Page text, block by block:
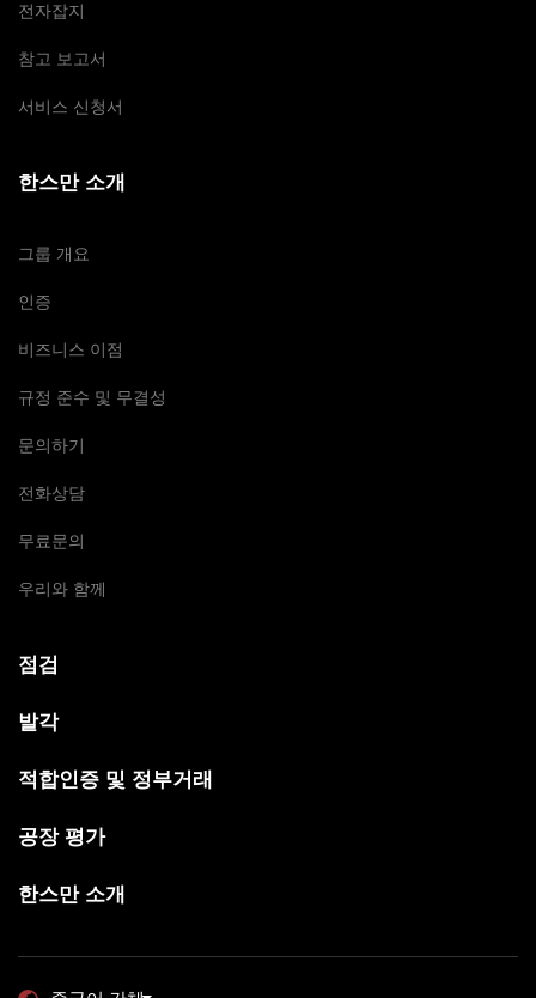
전자잡지
참고 보고서
서비스 신청서
한스만 소개
그룹 개요
인증
비즈니스 이점
규정 준수 및 무결성
문의하기
전화상담
무료문의
우리와 함께
점검
발각
적합인증 및 정부거래
공장 평가
한스만 소개